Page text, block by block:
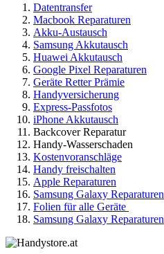
Datentransfer
Macbook Reparaturen
Akku-Austausch
Samsung Akkutausch
Huawei Akkutausch
Google Pixel Reparaturen
Geräte Retter Prämie
Handyversicherung
Express-Passfotos
iPhone Akkutausch
Backcover Reparatur
Handy-Wasserschaden
Kostenvoranschläge
Handy freischalten
Apple Reparaturen
Samsung Galaxy Reparaturen
Folien für alle Geräte
Samsung Galaxy Reparaturen